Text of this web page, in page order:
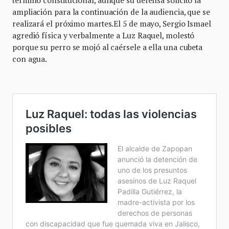
ampliación para la continuación de la audiencia, que se
realizará el próximo martes.El 5 de mayo, Sergio Ismael
agredió física y verbalmente a Luz Raquel, molestó
porque su perro se mojó al caérsele a ella una cubeta
con agua.